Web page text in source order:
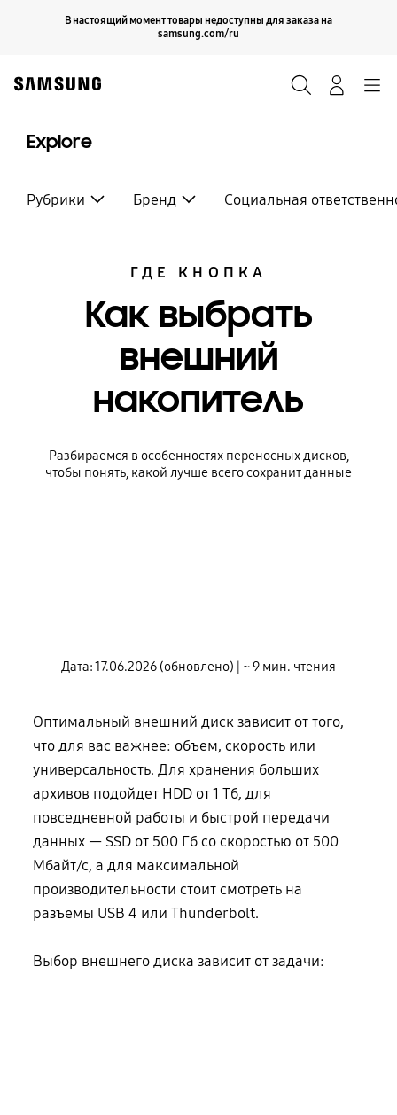
В настоящий момент товары недоступны для заказа на
samsung.com/ru
Продолжить
Explore
Рубрики Бренд Социальная
ГДЕ КНОПКА
Как выбрать
внешний
накопитель
Разбираемся в особенностях переносных дисков,
чтобы понять, какой лучше всего сохранит данные
Дата: 17.06.2026 (обновлено) | ~ 9 мин. чтения
Оптимальный внешний диск зависит от того,
что для вас важнее: объем, скорость или
универсальность. Для хранения больших
архивов подойдет HDD от 1 Тб, для
повседневной работы и быстрой передачи
данных — SSD от 500 Гб со скоростью от 500
Мбайт/с, а для максимальной
производительности стоит смотреть на
разъемы USB 4 или Thunderbolt.
Выбор внешнего диска зависит от задачи: